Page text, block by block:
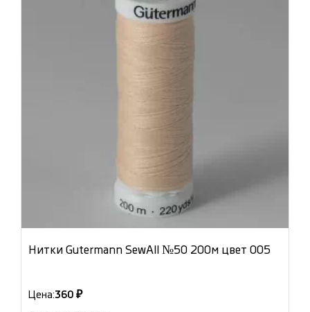
Нитки Gutermann SewAll №50 200м цвет 005
Цена:360 ₽